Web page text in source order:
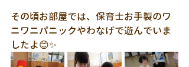
その頃お部屋では、保育士お手製のワ
ニワニパニックやわなげで遊んでいま
したよ😊✨